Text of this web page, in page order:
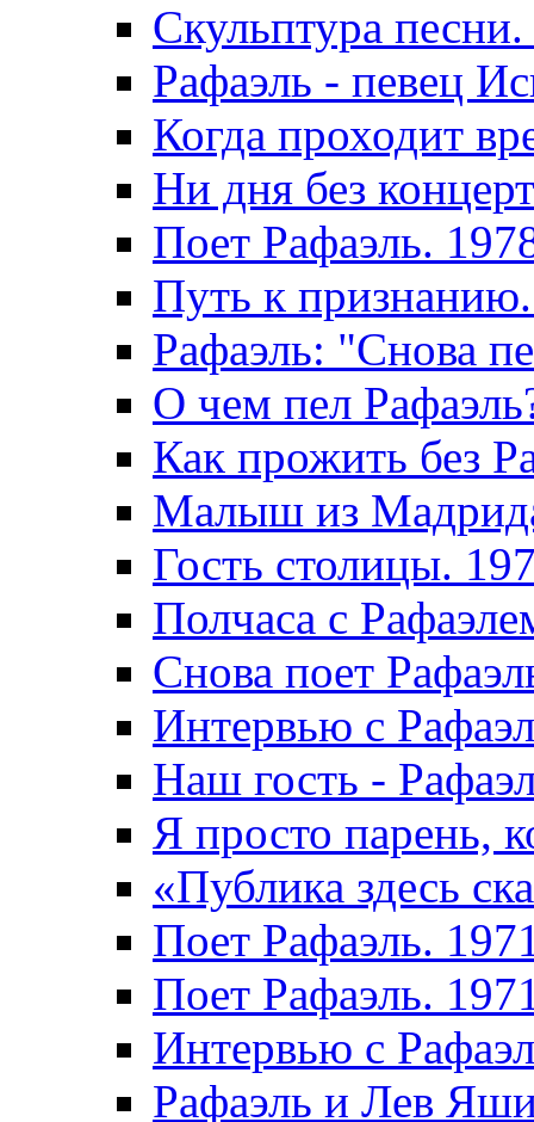
Скульптура
Рафаэль - певец
Когда проходит
Ни дня без
Поет Рафаэль.
Путь к
Рафаэль: "Снова
О чем пел
Как прожить без
Малыш из
Гость столицы.
Полчаса с
Снова поет
Интервью с
Наш гость -
Я просто парень,
«Публика здесь
Поет Рафаэль.
Поет Рафаэль.
Интервью с
Рафаэль и Лев